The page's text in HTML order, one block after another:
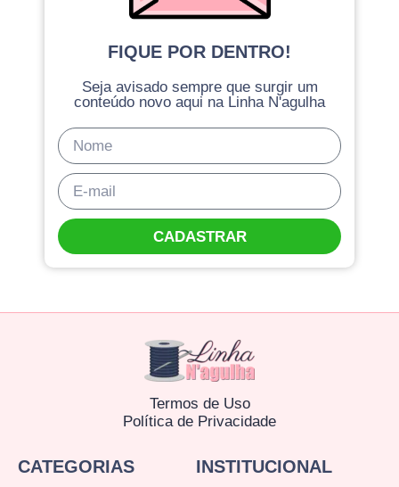
FIQUE POR DENTRO!
Seja avisado sempre que surgir um
conteúdo novo aqui na Linha N'agulha
CADASTRAR
Termos de Uso
Política de Privacidade
CATEGORIAS INSTITUCIONAL